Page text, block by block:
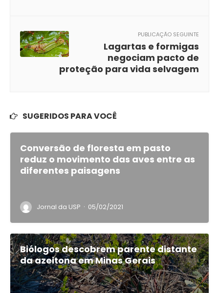
PUBLICAÇÃO SEGUINTE
Lagartas e formigas
negociam pacto de
proteção para vida selvagem
SUGERIDOS PARA VOCÊ
Conversão de floresta em pasto
reduz o movimento das aves entre as
diferentes paisagens
Jornal da USP · 05/02/2021
Biólogos descobrem parente distante
da azeitona em Minas Gerais